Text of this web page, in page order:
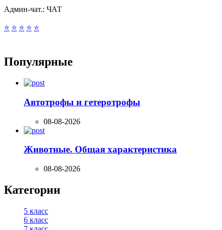
Админ-чат.: ЧАТ
⭐ ⭐ ⭐ ⭐ ⭐
Популярные
Автотрофы и гетеротрофы
08-08-2026
Животные. Общая характеристика
08-08-2026
Категории
5 класс
6 класс